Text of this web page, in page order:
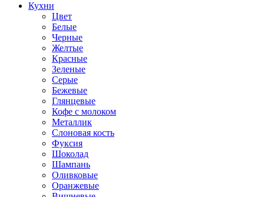
Кухни
Цвет
Белые
Черные
Желтые
Красные
Зеленые
Серые
Бежевые
Глянцевые
Кофе с молоком
Металлик
Слоновая кость
Фуксия
Шоколад
Шампань
Оливковые
Оранжевые